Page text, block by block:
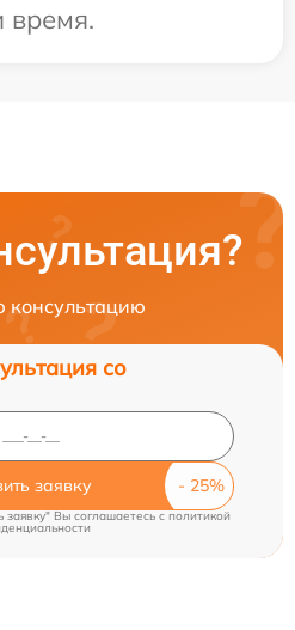
время.
консультацию
со
заявку
заявку" Вы соглашаетесь cполитикой